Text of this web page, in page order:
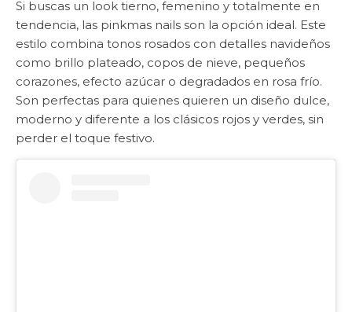
Si buscas un look tierno, femenino y totalmente en
tendencia, las pinkmas nails son la opción ideal. Este
estilo combina tonos rosados con detalles navideños
como brillo plateado, copos de nieve, pequeños
corazones, efecto azúcar o degradados en rosa frío.
Son perfectas para quienes quieren un diseño dulce,
moderno y diferente a los clásicos rojos y verdes, sin
perder el toque festivo.